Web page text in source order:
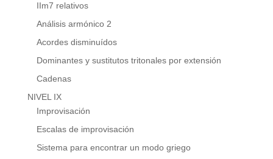
IIm7 relativos
Análisis armónico 2
Acordes disminuídos
Dominantes y sustitutos tritonales por extensión
Cadenas
NIVEL IX
Improvisación
Escalas de improvisación
Sistema para encontrar un modo griego